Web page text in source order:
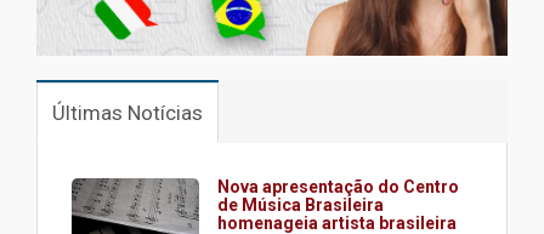
Últimas Notícias
Nova apresentação do Centro
de Música Brasileira
homenageia artista brasileira